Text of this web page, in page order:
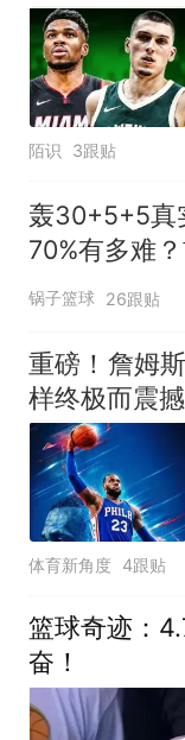
陌识 3跟贴
轰30+5+5真
70%有多难
役，杜兰特
锅子篮球 26跟贴
重磅！詹姆
样终极而震
体育新角度 4跟贴
篮球奇迹：
奋！